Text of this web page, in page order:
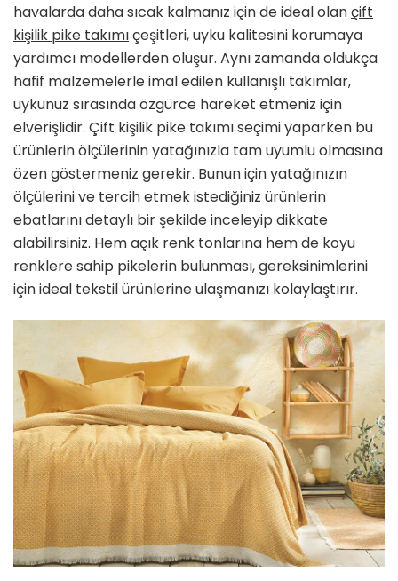
havalarda daha sıcak kalmanız için de ideal olançift
kişilik pike takımıçeşitleri, uyku kalitesini korumaya
yardımcı modellerden oluşur. Aynı zamanda oldukça
hafif malzemelerle imal edilen kullanışlı takımlar,
uykunuz sırasında özgürce hareket etmeniz için
elverişlidir. Çift kişilik pike takımı seçimi yaparken bu
ürünlerin ölçülerinin yatağınızla tam uyumlu olmasına
özen göstermeniz gerekir. Bunun için yatağınızın
ölçülerini ve tercih etmek istediğiniz ürünlerin
ebatlarını detaylı bir şekilde inceleyip dikkate
alabilirsiniz. Hem açık renk tonlarına hem de koyu
renklere sahip pikelerin bulunması, gereksinimlerini
için ideal tekstil ürünlerine ulaşmanızı kolaylaştırır.